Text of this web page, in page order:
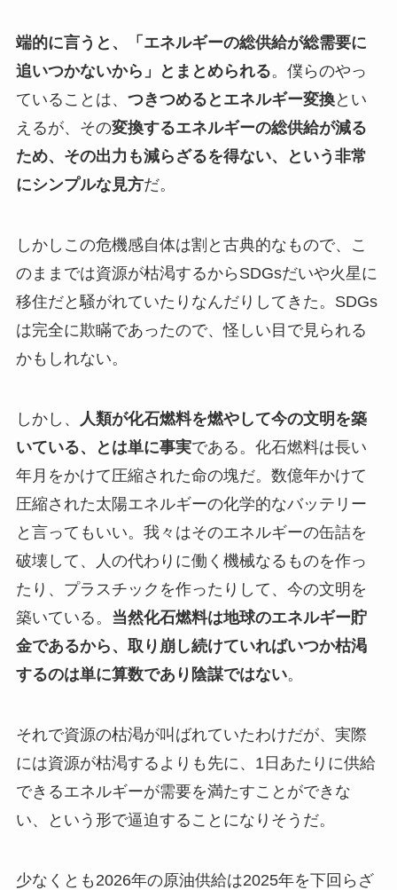
端的に言うと、「エネルギーの総供給が総需要に
追いつかないから」とまとめられる。僕らのやっ
ていることは、 つきつめるとエネルギー変換とい
えるが、その変換するエネルギーの総供給が減る
ため、その出力も減らざるを得ない、という非常
にシンプルな見方だ。
しかしこの危機感自体は割と古典的なもので、こ
のままでは資源が枯渇するからSDGsだいや火星に
移住だと騒がれていたりなんだりしてきた。SDGs
は完全に欺瞞であったので、怪しい目で見られる
かもしれない。
しかし、
人類が化石燃料を燃やして今の文明を築
いている、とは単に事実である。化石燃料は長い
年月をかけて圧縮された命の塊だ。数億年かけて
圧縮された太陽エネルギーの化学的なバッテリー
と言ってもいい。我々はそのエネルギーの缶詰を
破壊して、人の代わりに働く機械なるものを作っ
たり、プラスチックを作ったりして、今の文明を
築いている。 当然化石燃料は地球のエネルギー貯
金であるから、取り崩し続けていればいつか枯渇
するのは単に算数であり陰謀ではない。
それで資源の枯渇が叫ばれていたわけだが、実際
には資源が枯渇するよりも先に、1日あたりに供給
できるエネルギーが需要を満たすことができな
い、という形で逼迫することになりそうだ。
少なくとも2026年の原油供給は2025年を下回らざ